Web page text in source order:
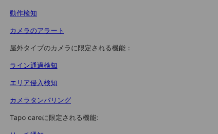
動作検知
カメラのアラート
屋外タイプのカメラに限定される機能：
ライン通過検知
エリア侵入検知
カメラタンパリング
Tapo careに限定される機能: